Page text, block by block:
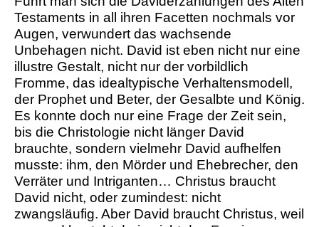
Testaments in all ihren Facetten nochmals vor
Augen, verwundert das wachsende
Unbehagen nicht. David ist eben nicht nur eine
illustre Gestalt, nicht nur der vorbildlich
Fromme, das idealtypische Verhaltensmodell,
der Prophet und Beter, der Gesalbte und König.
Es konnte doch nur eine Frage der Zeit sein,
bis die Christologie nicht länger David
brauchte, sondern vielmehr David aufhelfen
musste: ihm, den Mörder und Ehebrecher, den
Verräter und Intriganten… Christus braucht
David nicht, oder zumindest: nicht
zwangsläufig. Aber David braucht Christus, weil